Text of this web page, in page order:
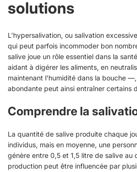
solutions
L’hypersalivation, ou salivation
qui peut parfois incommoder bon
salive joue un rôle essentiel dans la
aidant à digérer les aliments, en
maintenant l’humidité dans la bouche
abondante peut ainsi entraîner certains
Comprendre la
La quantité de salive produite chaque
individus, mais en moyenne, une
génère entre 0,5 et 1,5 litre de salive au
production peut être influencée par